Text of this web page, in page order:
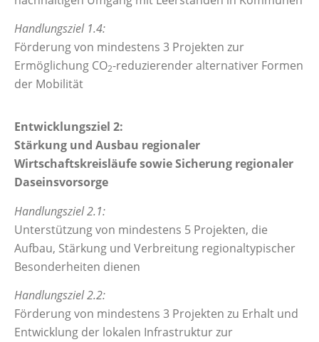
Handlungsziel 1.4:
Förderung von mindestens 3 Projekten zur
Ermöglichung CO2-reduzierender alternativer Formen
der Mobilität
Entwicklungsziel 2:
Stärkung und Ausbau regionaler
Wirtschaftskreisläufe sowie Sicherung regionaler
Daseinsvorsorge
Handlungsziel 2.1:
Unterstützung von mindestens 5 Projekten, die
Aufbau, Stärkung und Verbreitung regionaltypischer
Besonderheiten dienen
Handlungsziel 2.2:
Förderung von mindestens 3 Projekten zu Erhalt und
Entwicklung der lokalen Infrastruktur zur